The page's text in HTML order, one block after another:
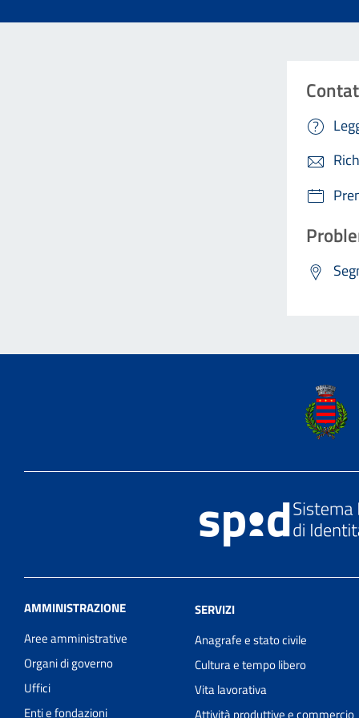
AMMINISTRAZIONE
Aree amministrative
Organi di governo
Uffici
Enti e fondazioni
SERVIZI
Anagrafe e stato civile
Cultura e tempo libero
Vita lavorativa
Attività produttive e commercio